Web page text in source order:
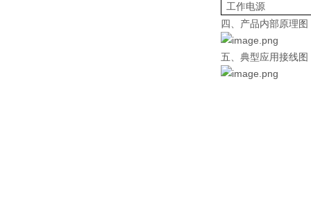
工作电源
四、产品内部原理图
五、典型应用接线图